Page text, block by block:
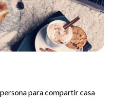
para compartir casa